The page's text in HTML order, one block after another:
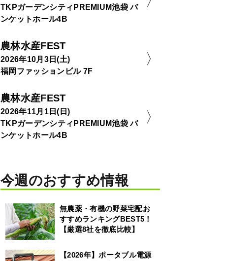
TKPガーデンシティPREMIUM池袋 バ
ンケットホール4B
農林水産FEST
2026年10月3日(土)
福岡ファッションビル 7F
農林水産FEST
2026年11月1日(日)
TKPガーデンシティPREMIUM池袋 バ
ンケットホール4B
今週のおすすめ情報
無農薬・有機の野菜宅配お
すすめランキングBEST5！
【厳選8社を徹底比較】
【2026年】ポータブル電源